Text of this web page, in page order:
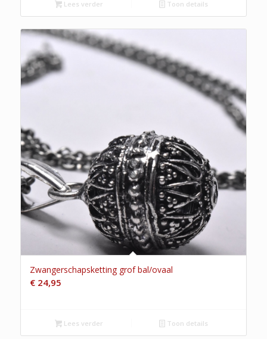
Lees verder Toon details
Zwangerschapsketting grof bal/ovaal
€24,95
Lees verder Toon details